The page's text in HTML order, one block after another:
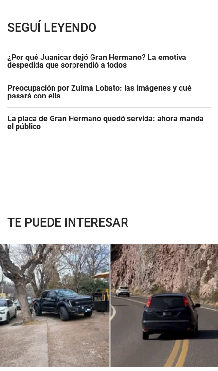
SEGUÍ LEYENDO
¿Por qué Juanicar dejó Gran Hermano? La emotiva
despedida que sorprendió a todos
Preocupación por Zulma Lobato: las imágenes y qué
pasará con ella
La placa de Gran Hermano quedó servida: ahora manda
el público
TE PUEDE INTERESAR